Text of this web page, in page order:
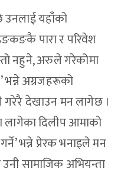
यहाँको
पारा र परिवेश
नहुने, अरुले गरेकोमा
भन्ने अग्रजहरूको
देखाउन मन लागेछ ।
लागेका दिलीप आमाको
भन्ने प्रेरक भनाइले मन
सामाजिक अभियन्ता